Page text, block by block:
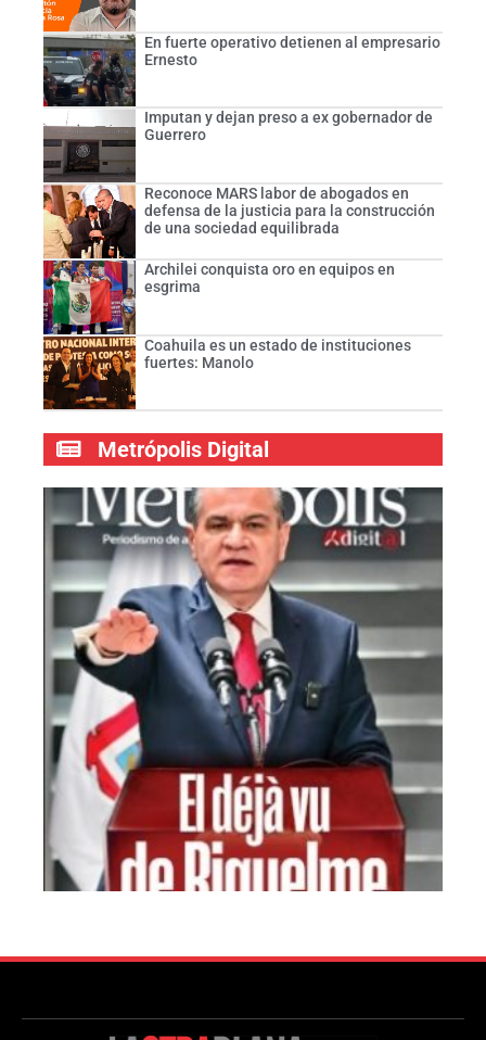
En fuerte operativo detienen al empresario
Ernesto
Imputan y dejan preso a ex gobernador de
Guerrero
Reconoce MARS labor de abogados en
defensa de la justicia para la construcción
de una sociedad equilibrada
Archilei conquista oro en equipos en
esgrima
Coahuila es un estado de instituciones
fuertes: Manolo
Metrópolis Digital